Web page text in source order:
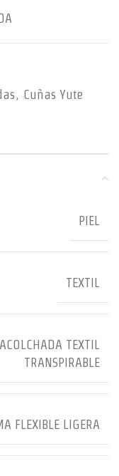
, Cuñas Yute
PIEL
TEXTIL
TEXTIL
TRANSPIRABLE
FLEXIBLE LIGERA